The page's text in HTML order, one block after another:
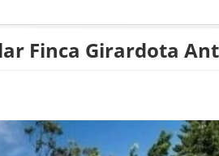
Finca Girardota